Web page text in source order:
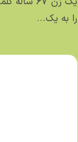
را به یک...